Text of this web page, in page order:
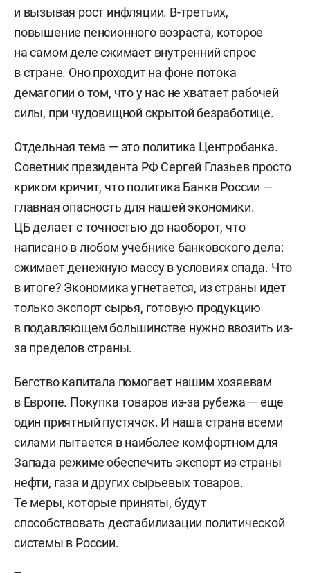
и вызывая рост инфляции. В-третьих,
повышение пенсионного возраста, которое
на самом деле сжимает внутренний спрос
в стране. Оно проходит на фоне потока
демагогии о том, что у нас не хватает рабочей
силы, при чудовищной скрытой безработице.
Отдельная тема — это политика Центробанка.
Советник президента РФ Сергей Глазьев просто
криком кричит, что политика Банка России —
главная опасность для нашей экономики.
ЦБ делает с точностью до наоборот, что
написано в любом учебнике банковского дела:
сжимает денежную массу в условиях спада. Что
в итоге? Экономика угнетается, из страны идет
только экспорт сырья, готовую продукцию
в подавляющем большинстве нужно ввозить из-
за пределов страны.
Бегство капитала помогает нашим хозяевам
в Европе. Покупка товаров из-за рубежа — еще
один приятный пустячок. И наша страна всеми
силами пытается в наиболее комфортном для
Запада режиме обеспечить экспорт из страны
нефти, газа и других сырьевых товаров.
Те меры, которые приняты, будут
способствовать дестабилизации политической
системы в России.